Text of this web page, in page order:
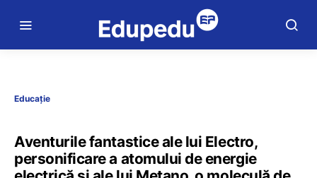
Educație
Aventurile fantastice ale lui Electro,
personificare a atomului de energie